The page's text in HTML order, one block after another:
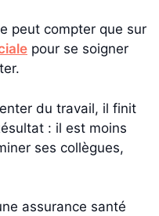
peut compter que sur
pour se soigner
du travail, il finit
: il est moins
ses collègues,
assurance santé